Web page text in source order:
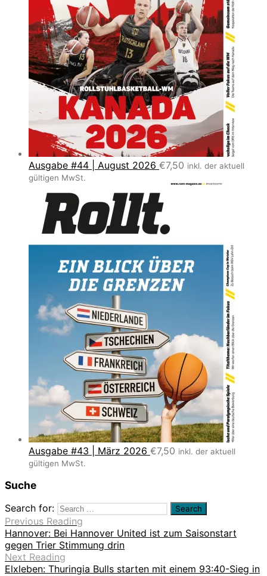
Ausgabe #44 | August 2026 €7,50 inkl. der aktuell
gültigen MwSt.
Ausgabe #43 | März 2026 €7,50 inkl. der aktuell
gültigen MwSt.
Suche
Search for:
Previous Reading
Hannover: Bei Hannover United ist zum Saisonstart
gegen Trier Stimmung drin
Next Reading
Elxleben: Thuringia Bulls starten mit einem 93:40-Sieg in